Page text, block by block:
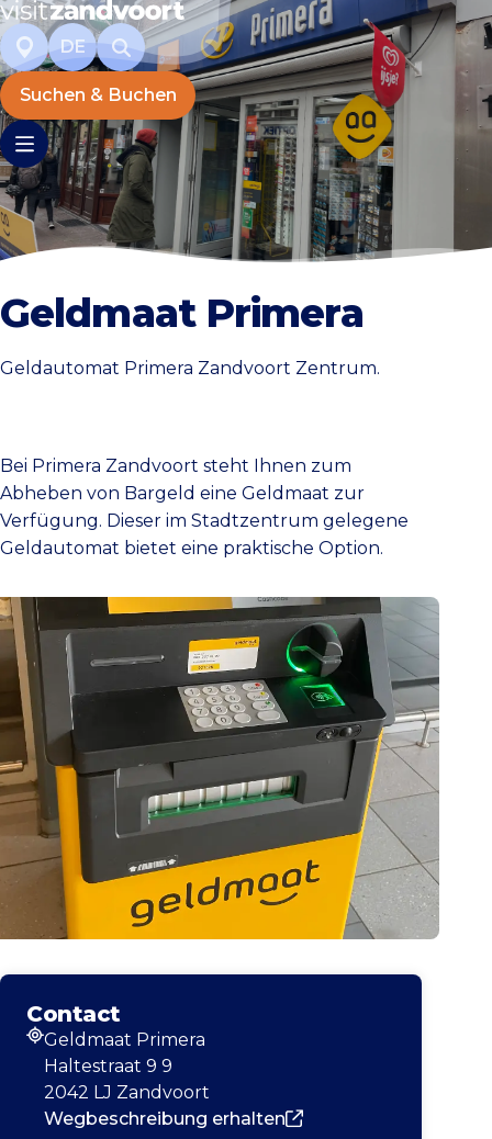
DE
Suchen & Buchen
Geldmaat Primera
Geldautomat Primera Zandvoort Zentrum.
Bei Primera Zandvoort steht Ihnen zum
Abheben von Bargeld eine Geldmaat zur
Verfügung. Dieser im Stadtzentrum gelegene
Geldautomat bietet eine praktische Option.
Contact
Adresse
Geldmaat Primera
Haltestraat 9 9
2042 LJ Zandvoort
Wegbeschreibung erhalten